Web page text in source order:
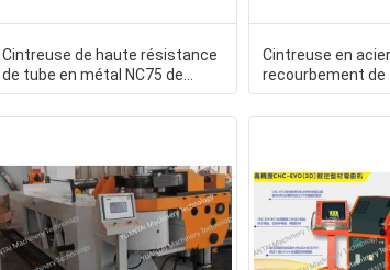
Cintreuse de haute résistance
de tube en métal NC75 de
machine à cintrer de tube
Cintreuse en
recourbement de
rendement élevé
l'équipement